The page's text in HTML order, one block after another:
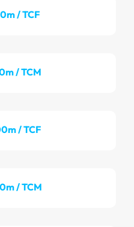
/ TCF
/ TCM
/ TCF
/ TCM